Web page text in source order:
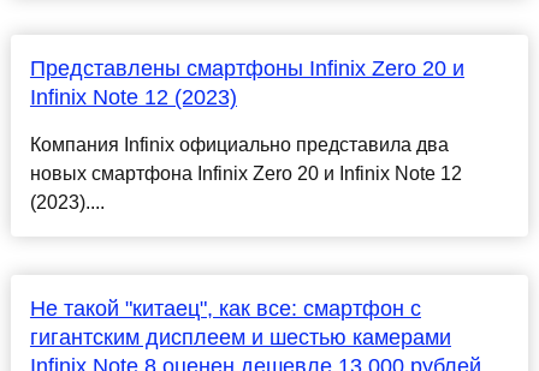
Представлены смартфоны Infinix Zero 20 и
Infinix Note 12 (2023)
Компания Infinix официально представила два
новых смартфона Infinix Zero 20 и Infinix Note 12
(2023)....
Не такой "китаец", как все: смартфон с
гигантским дисплеем и шестью камерами